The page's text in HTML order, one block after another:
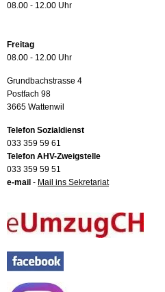
08.00 - 12.00 Uhr
Freitag
08.00 - 12.00 Uhr
Grundbachstrasse 4
Postfach 98
3665 Wattenwil
Telefon Sozialdienst
033 359 59 61
Telefon AHV-Zweigstelle
033 359 59 51
e-mail - Mail ins Sekretariat